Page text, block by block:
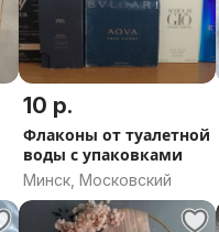
10 р.
Флаконы от туалетной
воды с упаковками
Минск, Московский